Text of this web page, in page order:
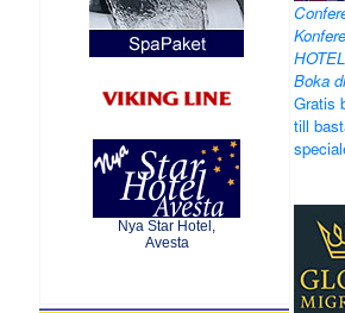
Nya Star Hotel,
Avesta
Boka
Gratis
till